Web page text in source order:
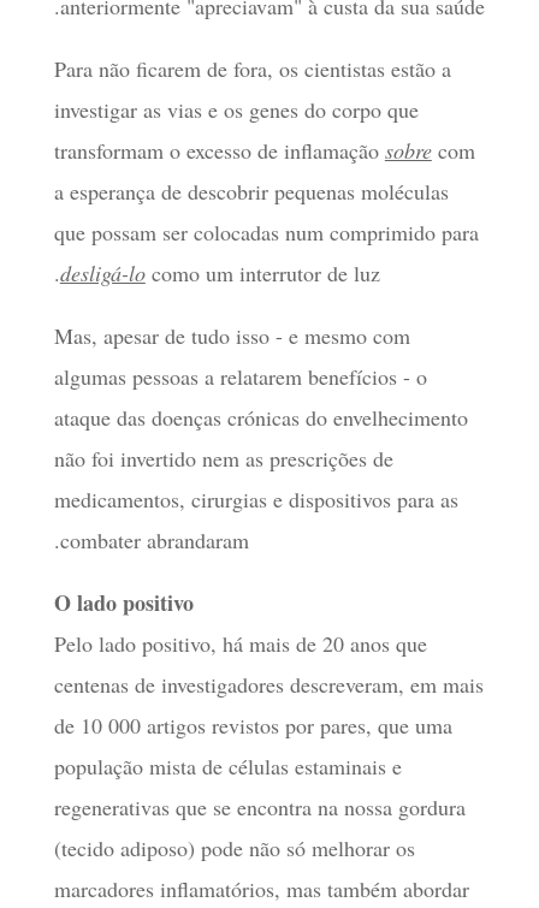
anteriormente "apreciavam" à custa da sua saúde.
Para não ficarem de fora, os cientistas estão a
investigar as vias e os genes do corpo que
transformam o excesso de inflamação sobrecom
a esperança de descobrir pequenas moléculas
que possam ser colocadas num comprimido para
desligá-locomo um interrutor de luz.
Mas, apesar de tudo isso - e mesmo com
algumas pessoas a relatarem benefícios - o
ataque das doenças crónicas do envelhecimento
não foi invertido nem as prescrições de
medicamentos, cirurgias e dispositivos para as
combater abrandaram.
O lado positivo
Pelo lado positivo, há mais de 20 anos que
centenas de investigadores descreveram, em mais
de 10 000 artigos revistos por pares, que uma
população mista de células estaminais e
regenerativas que se encontra na nossa gordura
(tecido adiposo) pode não só melhorar os
marcadores inflamatórios, mas também abordar